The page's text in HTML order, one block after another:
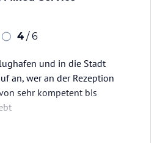
4 / 6
und in die Stadt
an, wer an der Rezeption
sehr kompetent bis
Dusche)